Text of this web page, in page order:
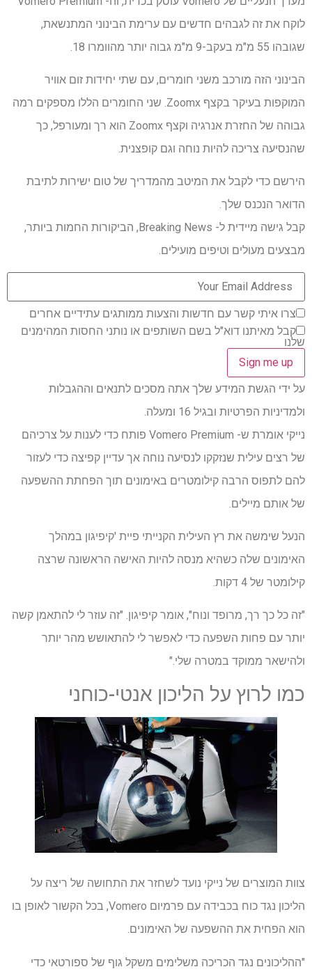
לוקח את זה לגבהים חדשים עם ערימת הבינוני המתנשאת,
שגובהו 55 מ"מ בעקב-9 מ"מ גבוה יותר מהוומרו 18.
הבינוני הזה מורכב משני חומרים, עם שתי יחידות זום אוויר
המוקפות בעיקר בקצף Zoomx. שני החומרים הללו מספקים רמה
גבוהה של החזרת אנרגיה וקצף Zoomx הוא רך ומעורפל, כך
שהנסיעה צריכה להיות נוחה וגם קופצנית.
הירשם כדי לקבל את המיטב מהמדריך של טום ישירות לתיבת
הדואר הנכנס שלך.
קבל גישה מיידית ל- Breaking News, הביקורות החמות ביותר,
מבצעים מעולים וטיפים מועילים.
צרו איתי קשר עם חדשות והצעות ממותגים עתידיים אחרים
קבל מאיתנו דוא"ל בשם השותפים או נותני החסות המהימנים
שלנו
על ידי הגשת המידע שלך אתה מסכים לתנאים וההגבלות
ולמדיניות הפרטיות ובגיל 16 ומעלה.
נייקי אומרת ש- Vomero Premium פותח כדי לענות על צרכיהם
של רצים עילית שנזקקו לנסיעה נוחה אך עדיין קפיצה כדי לעזור
להם לתפוס הרבה קילומטרים באימונים תוך הפחתת ההשפעה
של אותם מיילים.
הנעל שימשה את רץ העילית הקנייתי פיית 'קיפיגון במהלך
האימונים שלה כשהיא מנסה להיות האישה הראשונה שרצה
קילומטר של 4 דקות.
"זה כל כך רך, מרופד ונוח", אומר קיפיגון. "זה עוזר לי להתאמן קשה
יותר עם פחות השפעה כדי לאפשר לי להתאושש מהר יותר
ולהישאר ממוקד במטרה שלי."
כמו לרוץ על הליכון אנטי-כוחני
צוות המוצרים של נייקי נועד לשחזר את התחושה של ריצה על
הליכון נגד כוח בכבידה עם פרמיום Vomero, בכל הקשור לאופן בו
הוא הפחית את ההשפעה של האימונים.
"ההליכונים נגד הכריכה משלימים משקל גוף של ספורטאי כדי